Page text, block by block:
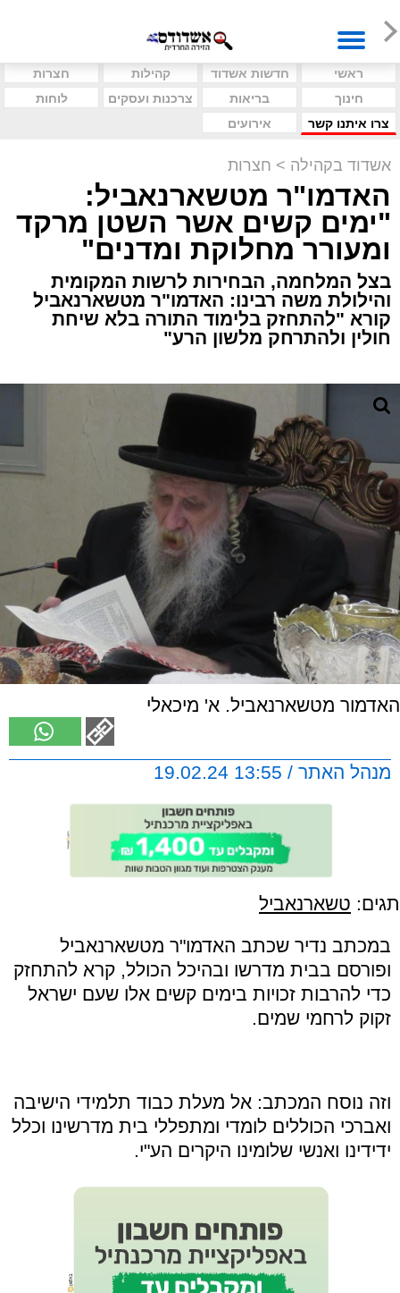
ראשי חדשות אשדוד קהילות
חצרות
חינוך
בריאות צרכנות ועסקים
לוחות
צרו איתנו קשר
אירועים
אשדוד בקהילה > חצרות
האדמו"ר מטשארנאביל:
"ימים קשים אשר השטן מרקד
ומעורר מחלוקת ומדנים"
בצל המלחמה, הבחירות לרשות המקומית
והילולת משה רבינו: האדמו"ר מטשארנאביל
קורא "להתחזק בלימוד התורה בלא שיחת
חולין ולהתרחק מלשון הרע"
האדמור מטשארנאביל. א' מיכאלי
מנהל האתר / 13:55 19.02.24
תגים: טשארנאביל
במכתב נדיר שכתב האדמו"ר מטשארנאביל
ופורסם בבית מדרשו ובהיכל הכולל, קרא להתחזק
כדי להרבות זכויות בימים קשים אלו שעם ישראל
זקוק לרחמי שמים.
וזה נוסח המכתב: אל מעלת כבוד תלמידי הישיבה
ואברכי הכוללים לומדי ומתפללי בית מדרשינו וכלל
ידידינו ואנשי שלומינו היקרים הע"י.